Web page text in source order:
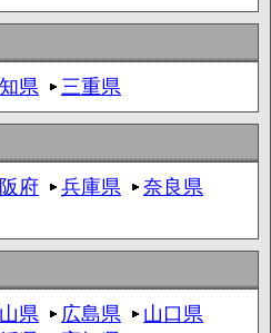
県 三重県
府 兵庫県
奈良県
県 広島県
山口県